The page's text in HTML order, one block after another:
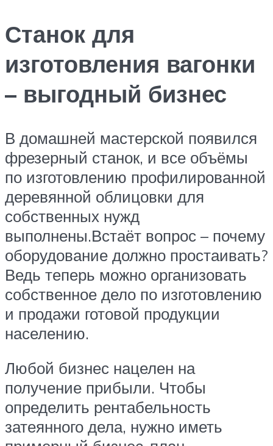
Станок для
изготовления вагонки
– выгодный бизнес
В домашней мастерской появился
фрезерный станок, и все объёмы
по изготовлению профилированной
деревянной облицовки для
собственных нужд
выполнены.Встаёт вопрос – почему
оборудование должно простаивать?
Ведь теперь можно организовать
собственное дело по изготовлению
и продажи готовой продукции
населению.
Любой бизнес нацелен на
получение прибыли. Чтобы
определить рентабельность
затеянного дела, нужно иметь